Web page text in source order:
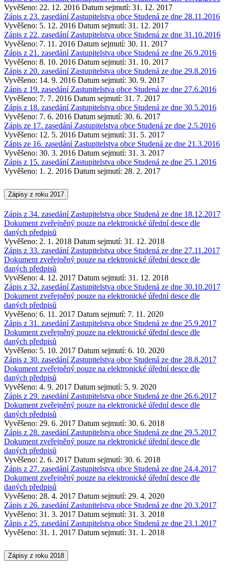
Vyvěšeno: 22. 12. 2016 Datum sejmutí: 31. 12. 2017
Zápis z 23. zasedání Zastupitelstva obce Studená ze dne 28.11.2016
Vyvěšeno: 5. 12. 2016 Datum sejmutí: 31. 12. 2017
Zápis z 22. zasedání Zastupitelstva obce Studená ze dne 31.10.2016
Vyvěšeno: 7. 11. 2016 Datum sejmutí: 30. 11. 2017
Zápis z 21. zasedání Zastupitelstva obce Studená ze dne 26.9.2016
Vyvěšeno: 8. 10. 2016 Datum sejmutí: 31. 10. 2017
Zápis z 20. zasedání Zastupitelstva obce Studená ze dne 29.8.2016
Vyvěšeno: 14. 9. 2016 Datum sejmutí: 30. 9. 2017
Zápis z 19. zasedání Zastupitelstva obce Studená ze dne 27.6.2016
Vyvěšeno: 7. 7. 2016 Datum sejmutí: 31. 7. 2017
Zápis z 18. zasedání Zastupitelstva obce Studená ze dne 30.5.2016
Vyvěšeno: 7. 6. 2016 Datum sejmutí: 30. 6. 2017
Zápis ze 17. zasedání Zastupitelstva obce Studená ze dne 2.5.2016
Vyvěšeno: 12. 5. 2016 Datum sejmutí: 31. 5. 2017
Zápis ze 16. zasedání Zastupitelstva obce Studená ze dne 21.3.2016
Vyvěšeno: 30. 3. 2016 Datum sejmutí: 31. 3. 2017
Zápis z 15. zasedání Zastupitelstva obce Studená ze dne 25.1.2016
Vyvěšeno: 1. 2. 2016 Datum sejmutí: 28. 2. 2017
Zápisy z roku 2017
Zápis z 34. zasedání Zastupitelstva obce Studená ze dne 18.12.2017
Dokument zveřejněný pouze na elektronické úřední desce dle
daných předpisů
Vyvěšeno: 2. 1. 2018 Datum sejmutí: 31. 12. 2018
Zápis z 33. zasedání Zastupitelstva obce Studená ze dne 27.11.2017
Dokument zveřejněný pouze na elektronické úřední desce dle
daných předpisů
Vyvěšeno: 4. 12. 2017 Datum sejmutí: 31. 12. 2018
Zápis z 32. zasedání Zastupitelstva obce Studená ze dne 30.10.2017
Dokument zveřejněný pouze na elektronické úřední desce dle
daných předpisů
Vyvěšeno: 6. 11. 2017 Datum sejmutí: 7. 11. 2020
Zápis z 31. zasedání Zastupitelstva obce Studená ze dne 25.9.2017
Dokument zveřejněný pouze na elektronické úřední desce dle
daných předpisů
Vyvěšeno: 5. 10. 2017 Datum sejmutí: 6. 10. 2020
Zápis z 30. zasedání Zastupitelstva obce Studená ze dne 28.8.2017
Dokument zveřejněný pouze na elektronické úřední desce dle
daných předpisů
Vyvěšeno: 4. 9. 2017 Datum sejmutí: 5. 9. 2020
Zápis z 29. zasedání Zastupitelstva obce Studená ze dne 26.6.2017
Dokument zveřejněný pouze na elektronické úřední desce dle
daných předpisů
Vyvěšeno: 29. 6. 2017 Datum sejmutí: 30. 6. 2018
Zápis z 28. zasedání Zastupitelstva obce Studená ze dne 29.5.2017
Dokument zveřejněný pouze na elektronické úřední desce dle
daných předpisů
Vyvěšeno: 2. 6. 2017 Datum sejmutí: 30. 6. 2018
Zápis z 27. zasedání Zastupitelstva obce Studená ze dne 24.4.2017
Dokument zveřejněný pouze na elektronické úřední desce dle
daných předpisů
Vyvěšeno: 28. 4. 2017 Datum sejmutí: 29. 4. 2020
Zápis z 26. zasedání Zastupitelstva obce Studená ze dne 20.3.2017
Vyvěšeno: 31. 3. 2017 Datum sejmutí: 31. 3. 2018
Zápis z 25. zasedání Zastupitelstva obce Studená ze dne 23.1.2017
Vyvěšeno: 31. 1. 2017 Datum sejmutí: 31. 1. 2018
Zápisy z roku 2018